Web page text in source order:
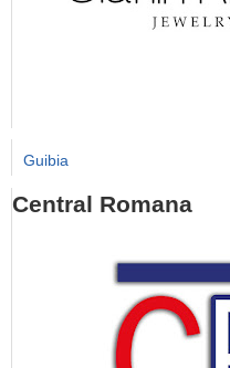
Guibia
Central Romana